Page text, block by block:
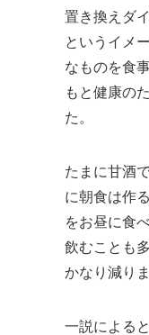
置き換えダ
というイメ
なものを食
もと健康の
た。
たまに甘酒
に朝食は作
をお昼に食
飲むことも
かなり減りま
一説による